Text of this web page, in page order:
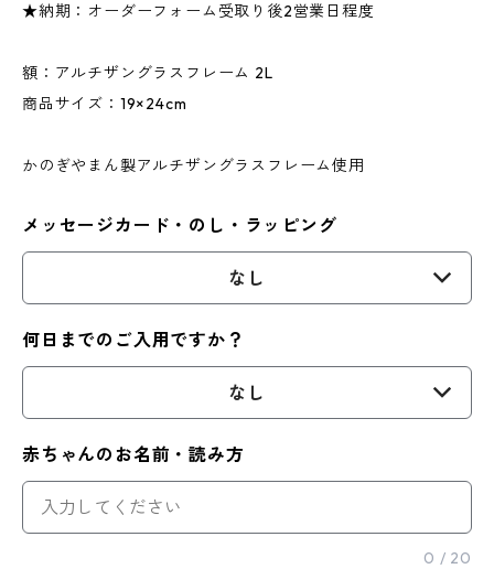
★納期：オーダーフォーム受取り後2営業日程度
額：アルチザングラスフレーム 2L
商品サイズ：19×24cm
かのぎやまん製アルチザングラスフレーム使用
メッセージカード・のし・ラッピング
なし
何日までのご入用ですか？
なし
赤ちゃんのお名前・読み方
0 / 20